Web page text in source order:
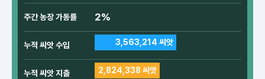
주간 농장 가동률 2%
누적 씨앗 수입 3,563,214 씨앗
누적 씨앗 지출 2,824,338 씨앗